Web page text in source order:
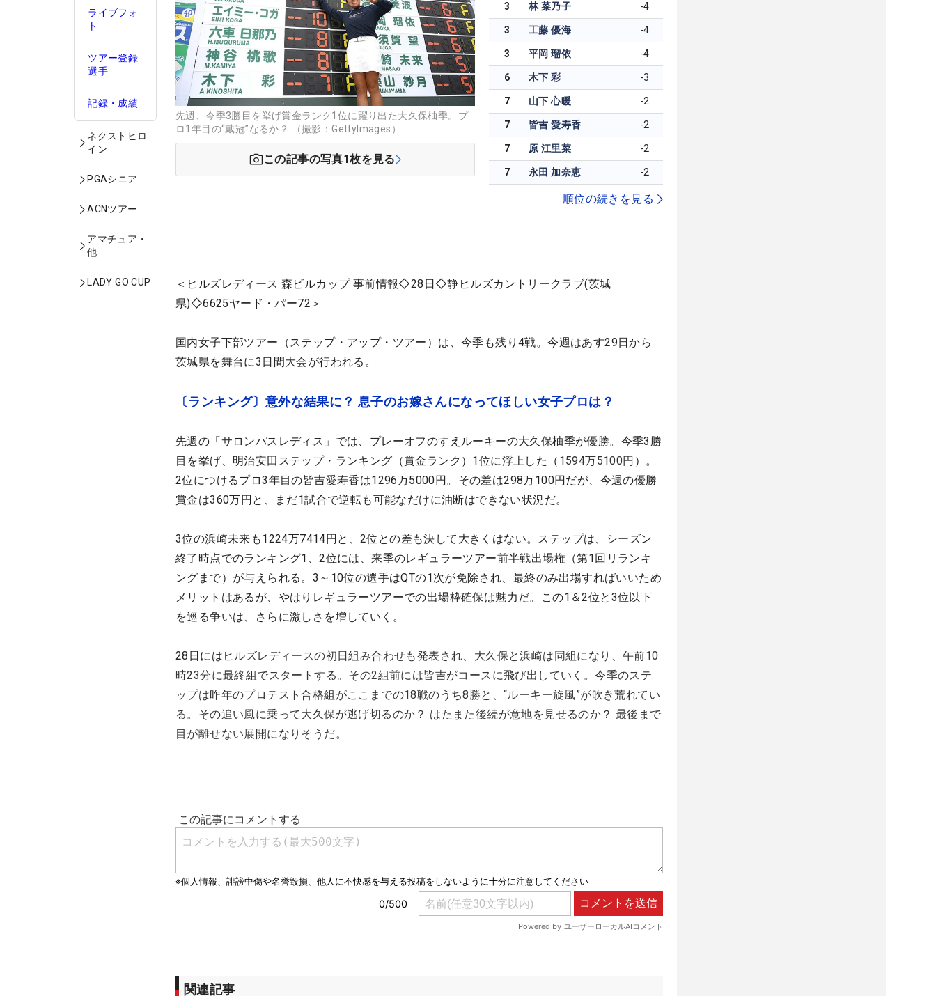
ライブフォ
ト
ツアー登録
選手
記録・成績
ネクストヒロ
イン
PGAシニア
ACNツアー
アマチュア・
他
LADY GO CUP
先週、今季3勝目を挙げ賞金ランク1位に躍り出た大久保柚季。プ
ロ1年目の“戴冠”なるか？ （撮影：GettyImages）
この記事の写真1枚を見る
3 林 菜乃子 -4
3 工藤 優海 -4
3 平岡 瑠依 -4
6 木下 彩 -3
7 山下 心暖 -2
7 皆吉 愛寿香 -2
7 原 江里菜 -2
7 永田 加奈恵 -2
順位の続きを見る
＜ヒルズレディース 森ビルカップ 事前情報◇28日◇静ヒルズカントリークラブ(茨城
県)◇6625ヤード・パー72＞
国内女子下部ツアー（ステップ・アップ・ツアー）は、今季も残り4戦。今週はあす29日から
茨城県を舞台に3日間大会が行われる。
〔ランキング〕意外な結果に？ 息子のお嫁さんになってほしい女子プロは？
先週の「サロンパスレディス」では、プレーオフのすえルーキーの大久保柚季が優勝。今季3勝
目を挙げ、明治安田ステップ・ランキング（賞金ランク）1位に浮上した（ 1594万5100円 ）。
2位につけるプロ3年目の皆吉愛寿香は1296万5000円。その差は298万100円だが、今週の優勝
賞金は360万円と、まだ1試合で逆転も可能なだけに油断はできない状況だ。
3位の浜崎未来も1224万7414円と、2位との差も決して大きくはない。ステップは、シーズン
終了時点でのランキング1、2位には、来季のレギュラーツアー前半戦出場権（第1回リランキ
ングまで）が与えられる。3～10位の選手はQTの1次が免除され、最終のみ出場すればいいため
メリットはあるが、やはりレギュラーツアーでの出場枠確保は魅力だ。この1＆2位と3位以下
を巡る争いは、さらに激しさを増していく。
28日には ヒルズレディースの初日組み合わせも発表され、大久保と浜崎は同組になり、午前10
時23分に最終組でスタートする。その2組前には皆吉がコースに飛び出していく。今季のステ
ップは昨年のプロテスト合格組がここまでの18戦のうち8勝と、“ルーキー旋風”が吹き荒れてい
る。その追い風に乗って大久保が逃げ切るのか？ はたまた後続が意地を見せるのか？ 最後まで
目が離せない展開になりそうだ。
関連記事